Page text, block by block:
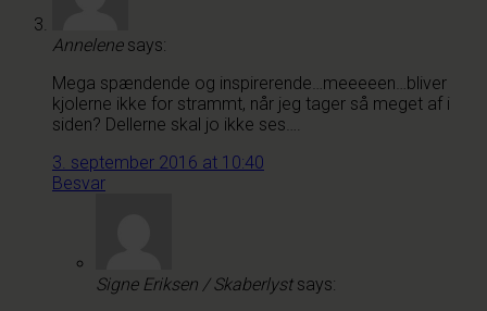
Annelene says:
Mega spændende og inspirerende…meeeeen…bliver
kjolerne ikke for strammt, når jeg tager så meget af i
siden? Dellerne skal jo ikke ses….
3. september 2016 at 10:40
Besvar
Signe Eriksen / Skaberlyst says: